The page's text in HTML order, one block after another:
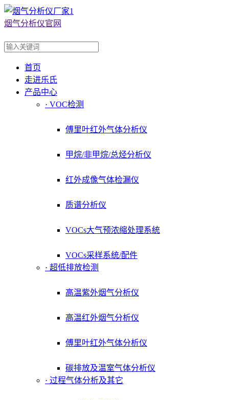
烟气分析仪官网
首页
走进乐氏
产品中心
· VOC检测
傅里叶红外气体分析仪
甲烷/非甲烷/总烃分析仪
红外成像气体检漏仪
质谱分析仪
VOCs大气预浓缩处理系统
VOCs采样系统/配件
· 超低排放检测
高温紫外烟气分析仪
高温红外烟气分析仪
傅里叶红外气体分析仪
碳排放及温室气体分析仪
· 过程气体分析及其它